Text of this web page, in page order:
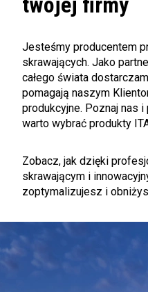
Jesteśmy producentem
skrawających. Jako
całego świata
pomagają naszym
produkcyjne. Poznaj nas
warto wybrać produkty
Zobacz, jak dzięki
skrawającym i
zoptymalizujesz i